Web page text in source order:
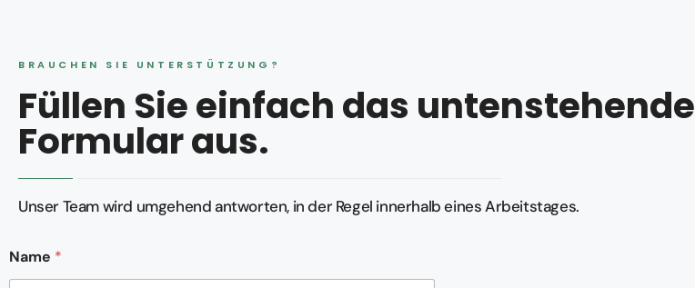
BRAUCHEN SIE UNTERSTÜTZUNG?
Füllen Sie einfach das untenstehende
Formular aus.
Unser Team wird umgehend antworten, in der Regel innerhalb eines Arbeitstages.
N
a
Name *